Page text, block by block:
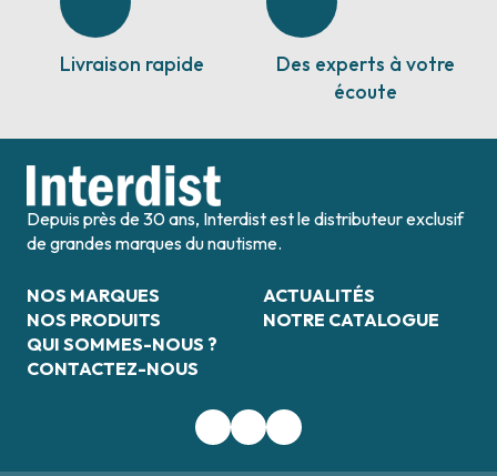
Livraison rapide
Des experts à votre
écoute
Depuis près de 30 ans, Interdist est le distributeur exclusif
de grandes marques du nautisme.
NOS MARQUES
NOS PRODUITS
QUI SOMMES-NOUS ?
CONTACTEZ-NOUS
ACTUALITÉS
NOTRE CATALOGUE